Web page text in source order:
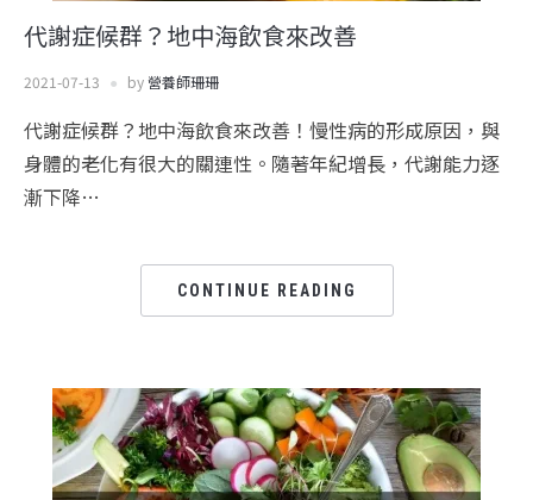
代謝症候群？地中海飲食來改善
2021-07-13 by營養師珊珊
代謝症候群？地中海飲食來改善！慢性病的形成原因，與
身體的老化有很大的關連性。隨著年紀增長，代謝能力逐
漸下降…
CONTINUE READING